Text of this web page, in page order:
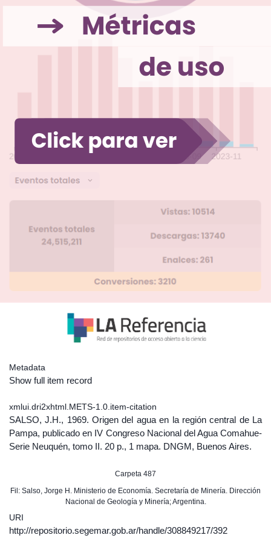
Metadata
Show full item record
xmlui.dri2xhtml.METS-1.0.item-citation
SALSO, J.H., 1969. Origen del agua en la región central de La
Pampa, publicado en IV Congreso Nacional del Agua Comahue-
Serie Neuquén, tomo II. 20 p., 1 mapa. DNGM, Buenos Aires.
Carpeta 487
Fil: Salso, Jorge H. Ministerio de Economía. Secretaría de Minería. Dirección
Nacional de Geología y Minería; Argentina.
URI
http://repositorio.segemar.gob.ar/handle/308849217/392